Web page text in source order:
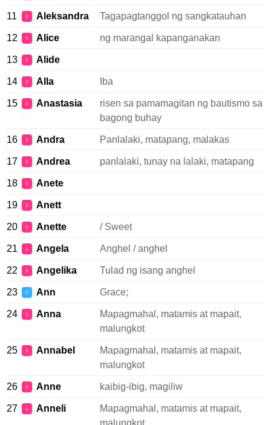
11 ♀ Aleksandra Tagapagtanggol ng sangkatauhan
12 ♀ Alice ng marangal kapanganakan
13 ♀ Alide
14 ♀ Alla Iba
15 ♀ Anastasia
risen sa pamamagitan ng bautismo sa
bagong buhay
16 ♀ Andra Panlalaki, matapang, malakas
17 ♀ Andrea panlalaki, tunay na lalaki, matapang
18 ♀ Anete
19 ♀ Anett
20 ♀ Anette / Sweet
21 ♀ Angela Anghel / anghel
22 ♀ Angelika Tulad ng isang anghel
23 ♂ Ann Grace;
24 ♀ Anna
Mapagmahal, matamis at mapait,
malungkot
25 ♀ Annabel
Mapagmahal, matamis at mapait,
malungkot
26 ♀ Anne kaibig-ibig, magiliw
27 ♀ Anneli
Mapagmahal, matamis at mapait,
malungkot